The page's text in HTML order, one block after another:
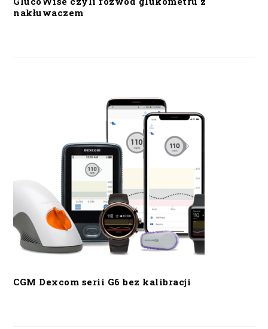
nakłuwaczem
CGM Dexcom serii G6 bez kalibracji